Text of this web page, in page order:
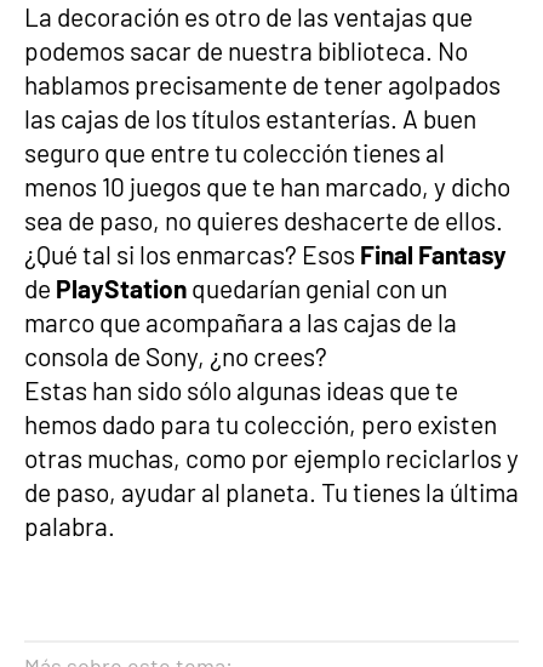
La decoración es otro de las ventajas que
podemos sacar de nuestra biblioteca. No
hablamos precisamente de tener agolpados
las cajas de los títulos estanterías. A buen
seguro que entre tu colección tienes al
menos 10 juegos que te han marcado, y dicho
sea de paso, no quieres deshacerte de ellos.
¿Qué tal si los enmarcas? Esos Final Fantasy
de PlayStation quedarían genial con un
marco que acompañara a las cajas de la
consola de Sony, ¿no crees?
Estas han sido sólo algunas ideas que te
hemos dado para tu colección, pero existen
otras muchas, como por ejemplo reciclarlos y
de paso, ayudar al planeta. Tu tienes la última
palabra.